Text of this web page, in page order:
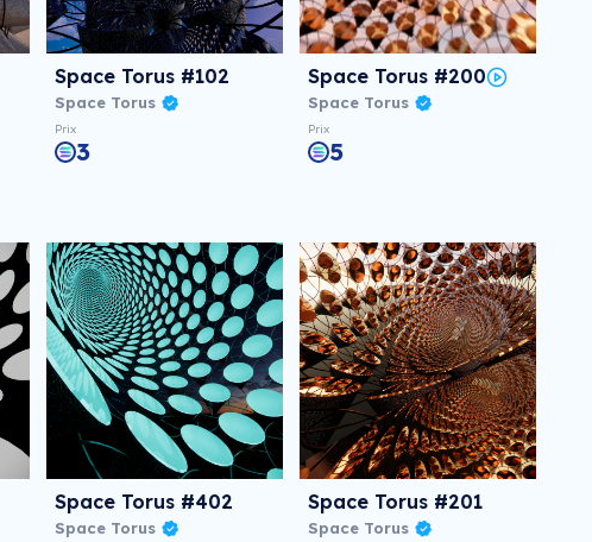
Space Torus #102
Space Torus
Prix
3
Space Torus #200
Space Torus
Prix
5
Space Torus #402
Space Torus
Space Torus #201
Space Torus